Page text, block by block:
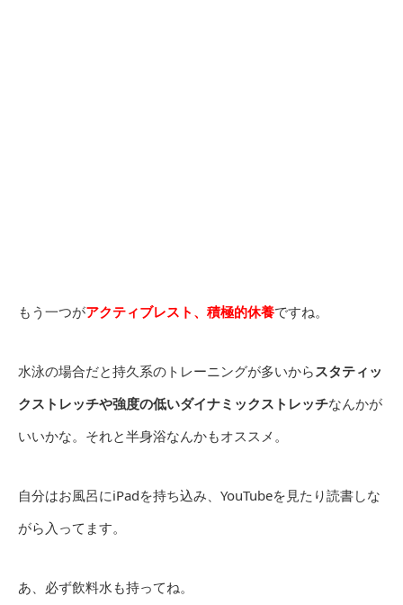
もう一つがアクティブレスト、積極的休養ですね。
水泳の場合だと持久系のトレーニングが多いからスタティッ
クストレッチや強度の低いダイナミックストレッチなんかが
いいかな。それと半身浴なんかもオススメ。
自分はお風呂にiPadを持ち込み、YouTubeを見たり読書しな
がら入ってます。
あ、必ず飲料水も持ってね。